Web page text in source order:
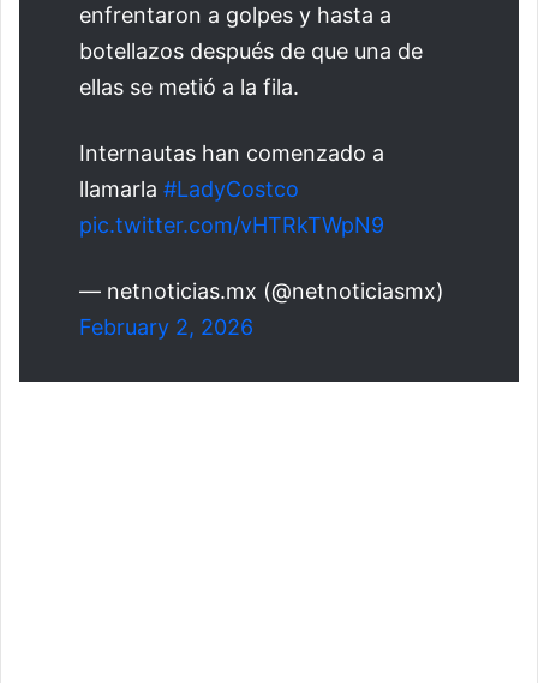
enfrentaron a golpes y hasta a
botellazos después de que una de
ellas se metió a la fila.
Internautas han comenzado a
llamarla #LadyCostco
pic.twitter.com/vHTRkTWpN9
— netnoticias.mx (@netnoticiasmx)
February 2, 2026